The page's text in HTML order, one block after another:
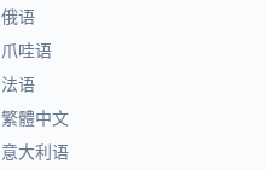
俄语
爪哇语
法语
繁體中文
意大利语